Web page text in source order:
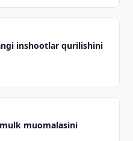
inshootlar qurilishini
muomalasini